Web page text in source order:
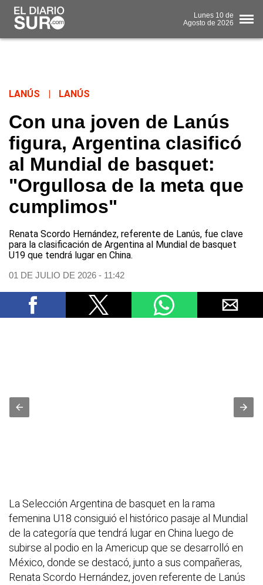
Lunes 10 de
Agosto de 2026
LANÚS LANÚS
Con una joven de Lanús
figura, Argentina clasificó
al Mundial de basquet:
"Orgullosa de la meta que
cumplimos"
Renata Scordo Hernández, referente de Lanús, fue clave
para la clasificación de Argentina al Mundial de basquet
U19 que tendrá lugar en China.
01 DE JULIO DE 2026 - 11:42
La Selección Argentina de basquet en la rama
femenina U18 consiguió el histórico pasaje al Mundial
de la categoría que tendrá lugar en China luego de
subirse al podio en la Americup que se desarrolló en
México, donde se destacó, junto a sus compañeras,
Renata Scordo Hernández, joven referente de Lanús